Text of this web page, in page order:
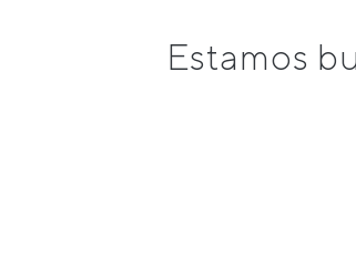
Estamos